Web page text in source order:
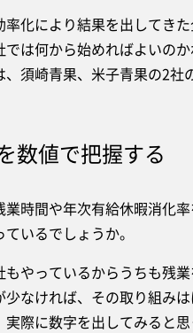
化により結果を出してき
では何から始めればよいの
、須崎青果、米子青果の2
数値で把握する
時間や年次有給休暇消化
いるでしょうか。
やっているからうちも残
少なければ、その取り組み
実際に数字を出してみると